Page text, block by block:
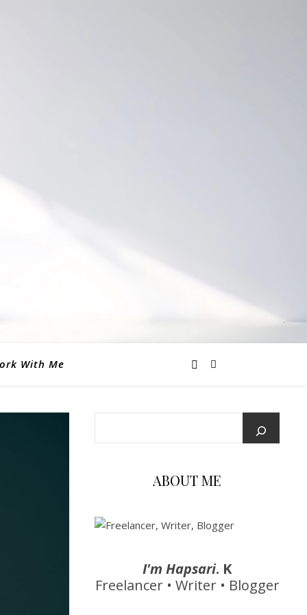
With Me
ABOUT ME
I'm Hapsari. K
Freelancer • Writer • Blogger